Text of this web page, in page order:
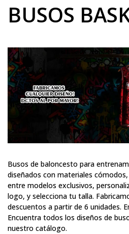
BUSOS
Busos de baloncesto para
diseñados con materiales
entre modelos exclusivos,
logo, y selecciona tu talla.
descuentos a partir de 6 unidades.
Encuentra todos los diseños de
nuestro catálogo.